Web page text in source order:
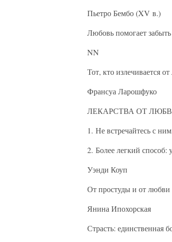
Пьетро Бембо (XV в.)
Любовь помогает
NN
Тот, кто излечивается
Франсуа Ларошфуко
ЛЕКАРСТВА ОТ
1. Не встречайтесь с
2. Более легкий способ:
Уэнди Коуп
От простуды и от любви
Янина Ипохорская
Страсть: единственная